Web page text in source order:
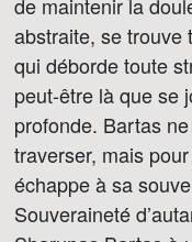
de maintenir la
abstraite, se trouve
qui déborde toute
peut-être là que se
profonde. Bartas
traverser, mais
échappe à sa
Souveraineté